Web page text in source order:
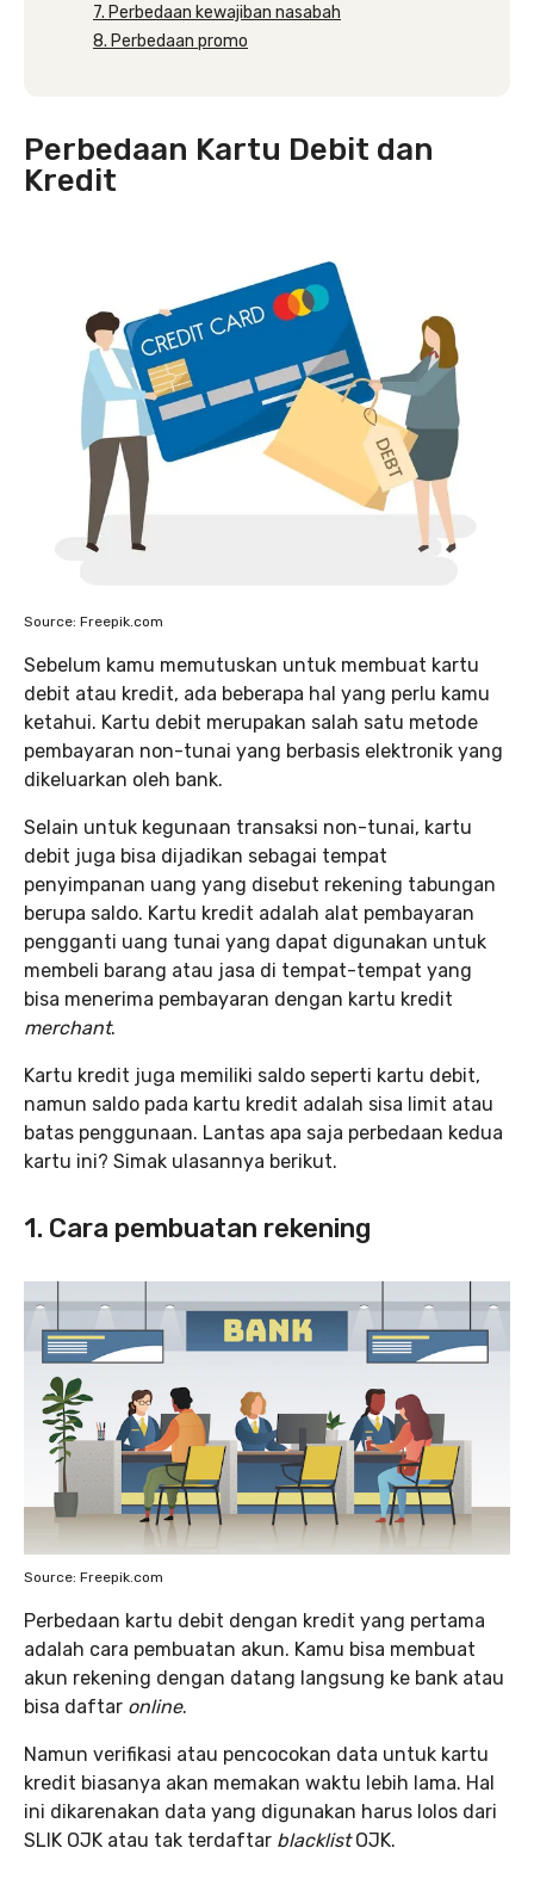
7. Perbedaan kewajiban nasabah
8. Perbedaan promo
Perbedaan Kartu Debit dan
Kredit
Source: Freepik.com
Sebelum kamu memutuskan untuk membuat kartu
debit atau kredit, ada beberapa hal yang perlu kamu
ketahui. Kartu debit merupakan salah satu metode
pembayaran non-tunai yang berbasis elektronik yang
dikeluarkan oleh bank.
Selain untuk kegunaan transaksi non-tunai, kartu
debit juga bisa dijadikan sebagai tempat
penyimpanan uang yang disebut rekening tabungan
berupa saldo. Kartu kredit adalah alat pembayaran
pengganti uang tunai yang dapat digunakan untuk
membeli barang atau jasa di tempat-tempat yang
bisa menerima pembayaran dengan kartu kredit
merchant.
Kartu kredit juga memiliki saldo seperti kartu debit,
namun saldo pada kartu kredit adalah sisa limit atau
batas penggunaan. Lantas apa saja perbedaan kedua
kartu ini? Simak ulasannya berikut.
1. Cara pembuatan rekening
Source: Freepik.com
Perbedaan kartu debit dengan kredit yang pertama
adalah cara pembuatan akun. Kamu bisa membuat
akun rekening dengan datang langsung ke bank atau
bisa daftar online.
Namun verifikasi atau pencocokan data untuk kartu
kredit biasanya akan memakan waktu lebih lama. Hal
ini dikarenakan data yang digunakan harus lolos dari
SLIK OJK atau tak terdaftar blacklistOJK.